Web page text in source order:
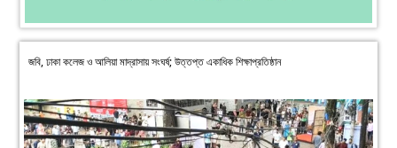
জবি, ঢাকা কলেজ ও আলিয়া মাদ্রাসায় সংঘর্ষ; উত্তপ্ত একাধিক শিক্ষাপ্রতিষ্ঠান